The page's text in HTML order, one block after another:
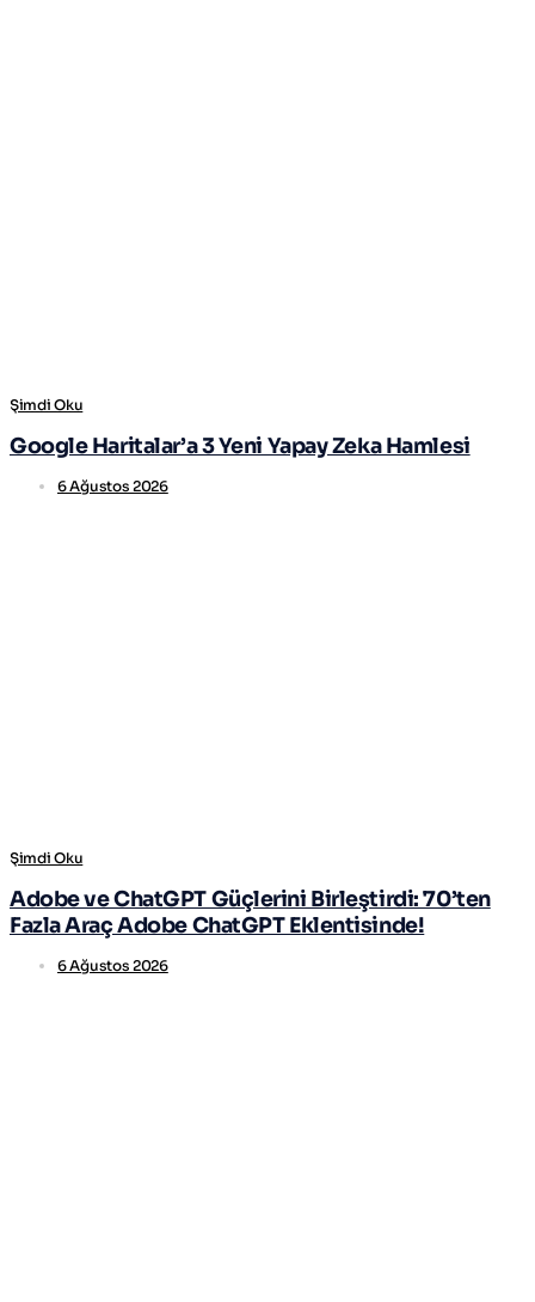
Şimdi Oku
Google Haritalar’a 3 Yeni Yapay Zeka Hamlesi
6 Ağustos 2026
Şimdi Oku
Adobe ve ChatGPT Güçlerini Birleştirdi: 70’ten
Fazla Araç Adobe ChatGPT Eklentisinde!
6 Ağustos 2026